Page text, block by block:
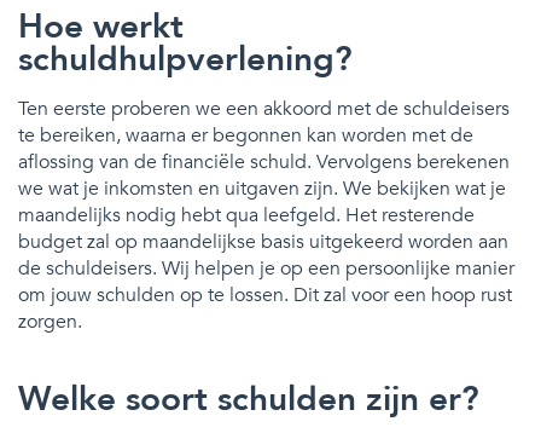
Hoe werkt
schuldhulpverlening?
Ten eerste proberen we een akkoord met de schuldeisers
te bereiken, waarna er begonnen kan worden met de
aflossing van de financiële schuld. Vervolgens berekenen
we wat je inkomsten en uitgaven zijn. We bekijken wat je
maandelijks nodig hebt qua leefgeld. Het resterende
budget zal op maandelijkse basis uitgekeerd worden aan
de schuldeisers. Wij helpen je op een persoonlijke manier
om jouw schulden op te lossen. Dit zal voor een hoop rust
zorgen.
Welke soort schulden zijn er?